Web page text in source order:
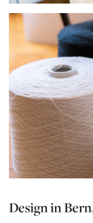
Design in